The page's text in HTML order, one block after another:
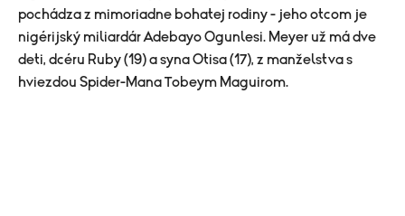
pochádza z mimoriadne bohatej rodiny - jeho otcom je
nigérijský miliardár Adebayo Ogunlesi. Meyer už má dve
deti, dcéru Ruby (19) a syna Otisa (17), z manželstva s
hviezdou Spider-Mana Tobeym Maguirom.